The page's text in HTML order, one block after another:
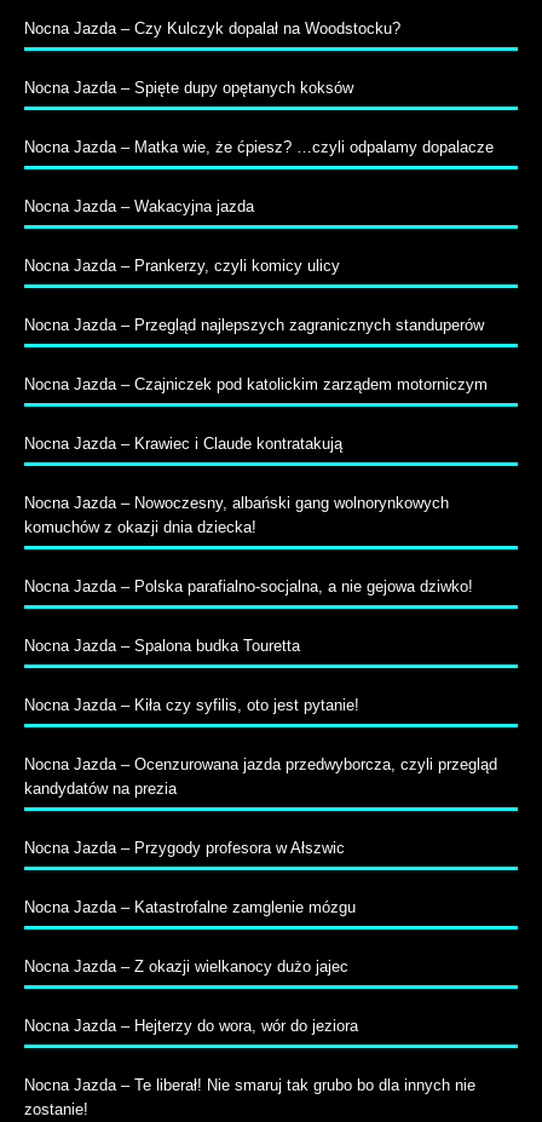
Nocna Jazda – Czy Kulczyk dopalał na Woodstocku?
Nocna Jazda – Spięte dupy opętanych koksów
Nocna Jazda – Matka wie, że ćpiesz? …czyli odpalamy dopalacze
Nocna Jazda – Wakacyjna jazda
Nocna Jazda – Prankerzy, czyli komicy ulicy
Nocna Jazda – Przegląd najlepszych zagranicznych standuperów
Nocna Jazda – Czajniczek pod katolickim zarządem motorniczym
Nocna Jazda – Krawiec i Claude kontratakują
Nocna Jazda – Nowoczesny, albański gang wolnorynkowych
komuchów z okazji dnia dziecka!
Nocna Jazda – Polska parafialno-socjalna, a nie gejowa dziwko!
Nocna Jazda – Spalona budka Touretta
Nocna Jazda – Kiła czy syfilis, oto jest pytanie!
Nocna Jazda – Ocenzurowana jazda przedwyborcza, czyli przegląd
kandydatów na prezia
Nocna Jazda – Przygody profesora w Ałszwic
Nocna Jazda – Katastrofalne zamglenie mózgu
Nocna Jazda – Z okazji wielkanocy dużo jajec
Nocna Jazda – Hejterzy do wora, wór do jeziora
Nocna Jazda – Te liberał! Nie smaruj tak grubo bo dla innych nie
zostanie!